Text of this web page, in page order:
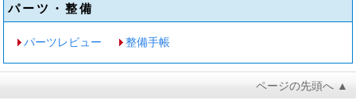
パーツ・整備
パーツレビュー 整備手帳
ページの先頭へ ▲